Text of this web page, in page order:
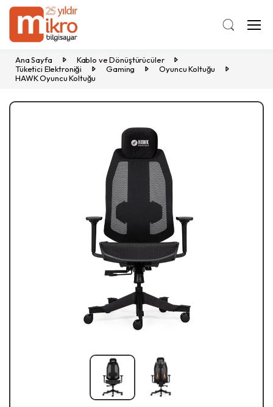
Ana Sayfa
Kablo ve Dönüştürücüler
Tüketici Elektroniği
Gaming
Oyuncu Koltuğu
HAWK Oyuncu Koltuğu
Previous